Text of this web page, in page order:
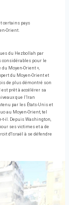
certains pays
Orient.
du Hezbollah par
pour le
Moyen-Orient »,
du Moyen-Orient et
de plus démontré son
prêt à accélérer sa
que l’Iran
par les États-Unis et
au Moyen-Orient, tel
t-il. Depuis Washington,
ses victimes et a de
d'Israël à se défendre